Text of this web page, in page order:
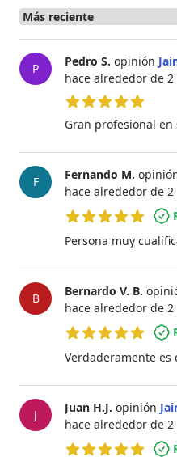
P Pedro S. opinión Jaime
hace alrededor de 2
5 de 5 estrellas
Gran profesional en
F Fernando M.
hace alrededor de 2
Persona muy
B Bernardo V. B.
hace alrededor de 2
5 de 5 estrellas
Verdaderamente es
J Juan H.J. opinión Jaime
hace alrededor de 2